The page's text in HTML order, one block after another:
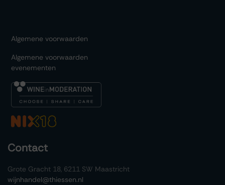
Algemene voorwaarden
Algemene voorwaarden
evenementen
Contact
Grote Gracht 18, 6211 SW Maastricht
wijnhandel@thiessen.nl